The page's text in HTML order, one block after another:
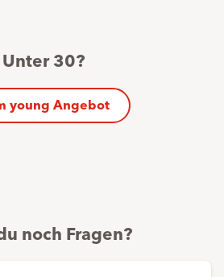
Unter 30?
young Angebot
noch Fragen?